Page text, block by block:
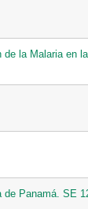
la Malaria en
Panamá. SE